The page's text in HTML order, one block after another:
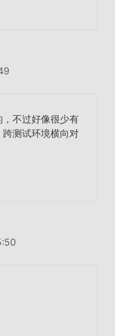
不过好像很少有
测试环境横向对